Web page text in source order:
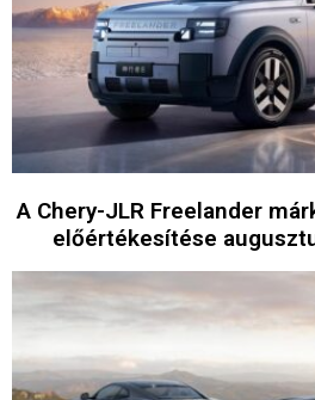
A Chery-JLR Freelander
előértékesítése